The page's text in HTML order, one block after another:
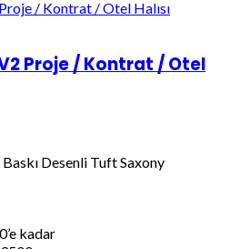
Proje / Kontrat / Otel
Desenli Tuft Saxony
kadar